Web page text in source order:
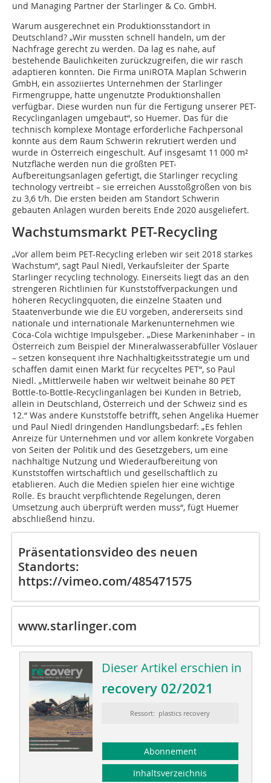
und Managing Partner der Starlinger & Co. GmbH.
Warum ausgerechnet ein Produktionsstandort in
Deutschland? „Wir mussten schnell handeln, um der
Nachfrage gerecht zu werden. Da lag es nahe, auf
bestehende Baulichkeiten zurückzugreifen, die wir rasch
adaptieren konnten. Die Firma uniROTA Maplan Schwerin
GmbH, ein assoziiertes Unternehmen der Starlinger
Firmengruppe, hatte ungenutzte Produktionshallen
verfügbar. Diese wurden nun für die Fertigung unserer PET-
Recyclinganlagen umgebaut“, so Huemer. Das für die
technisch komplexe Montage erforderliche Fachpersonal
konnte aus dem Raum Schwerin rekrutiert werden und
wurde in Österreich eingeschult. Auf insgesamt 11 000 m²
Nutzfläche werden nun die größten PET-
Aufbereitungsanlagen gefertigt, die Starlinger recycling
technology vertreibt – sie erreichen Ausstoßgrößen von bis
zu 3,6 t/h. Die ersten beiden am Standort Schwerin
gebauten Anlagen wurden bereits Ende 2020 ausgeliefert.
Wachstumsmarkt PET-Recycling
„Vor allem beim PET-Recycling erleben wir seit 2018 starkes
Wachstum“, sagt Paul Niedl, Verkaufsleiter der Sparte
Starlinger recycling technology. Einerseits liegt das an den
strengeren Richtlinien für Kunststoffverpackungen und
höheren Recyclingquoten, die einzelne Staaten und
Staatenverbunde wie die EU vorgeben, andererseits sind
nationale und internationale Markenunternehmen wie
Coca-Cola wichtige Impulsgeber. „Diese Markeninhaber – in
Österreich zum Beispiel der Mineralwasserabfüller Vöslauer
– setzen konsequent ihre Nachhaltigkeitsstrategie um und
schaffen damit einen Markt für recyceltes PET“, so Paul
Niedl. „Mittlerweile haben wir weltweit beinahe 80 PET
Bottle-to-Bottle-Recyclinganlagen bei Kunden in Betrieb,
allein in Deutschland, Österreich und der Schweiz sind es
12.“ Was andere Kunststoffe betrifft, sehen Angelika Huemer
und Paul Niedl dringenden Handlungsbedarf: „Es fehlen
Anreize für Unternehmen und vor allem konkrete Vorgaben
von Seiten der Politik und des Gesetzgebers, um eine
nachhaltige Nutzung und Wiederaufbereitung von
Kunststoffen wirtschaftlich und gesellschaftlich zu
etablieren. Auch die Medien spielen hier eine wichtige
Rolle. Es braucht verpflichtende Regelungen, deren
Umsetzung auch überprüft werden muss“, fügt Huemer
abschließend hinzu.
Präsentationsvideo des neuen
Standorts:
https://vimeo.com/485471575
www.starlinger.com
Dieser Artikel erschien in
recovery 02/2021
Ressort: plastics recovery
Abonnement
Inhaltsverzeichnis